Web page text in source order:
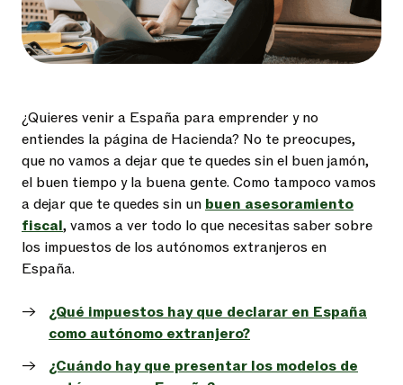
¿Quieres venir a España para emprender y no
entiendes la página de Hacienda? No te preocupes,
que no vamos a dejar que te quedes sin el buen jamón,
el buen tiempo y la buena gente. Como tampoco vamos
a dejar que te quedes sin un buen asesoramiento
fiscal, vamos a ver todo lo que necesitas saber sobre
los impuestos de los autónomos extranjeros en
España.
¿Qué impuestos hay que declarar en España
como autónomo extranjero?
¿Cuándo hay que presentar los modelos de